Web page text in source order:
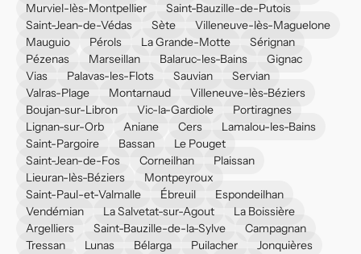
Murviel-lès-Montpellier
Saint-Bauzille-de-Putois
Saint-Jean-de-Védas
Sète
Villeneuve-lès-Maguelone
Mauguio
Pérols La Grande-Motte
Sérignan
Pézenas
Marseillan Balaruc-les-Bains
Gignac
Vias
Palavas-les-Flots Sauvian
Servian
Valras-Plage
Montarnaud
Villeneuve-lès-Béziers
Boujan-sur-Libron
Vic-la-Gardiole
Portiragnes
Lignan-sur-Orb
Aniane Cers
Lamalou-les-Bains
Saint-Pargoire
Bassan
Le Pouget
Saint-Jean-de-Fos
Corneilhan
Plaissan
Lieuran-lès-Béziers
Montpeyroux
Saint-Paul-et-Valmalle
Ébreuil
Espondeilhan
Vendémian
La Salvetat-sur-Agout
La Boissière
Argelliers
Saint-Bauzille-de-la-Sylve
Campagnan
Tressan
Lunas Bélarga Puilacher
Jonquières